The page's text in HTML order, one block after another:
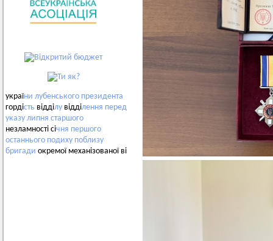
україни лубенського президента
гордість відділу відділення перед
указу липня старшого
незламності січня першого
останнього подиху поблизу
бригади окремої механізованої ві